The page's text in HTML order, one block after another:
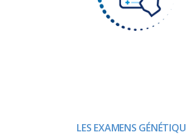
LES EXAMENS